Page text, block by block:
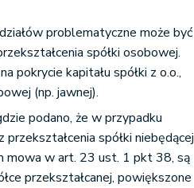
problematyczne może być
spółki osobowej.
pokrycie kapitału spółki z o.o.,
(np. jawnej).
podano, że w przypadku
spółki niebędącej
mowa w art. 23 ust. 1 pkt 38, są
przekształcanej, powiększone